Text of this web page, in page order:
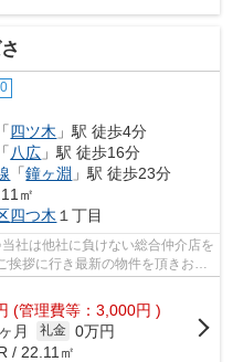
「四ツ木 」駅 徒歩4分
「八広 」駅 徒歩16分
「鐘ヶ淵 」駅 徒歩23分
㎡
四つ木 １丁目
社は他社に負けない総合仲介店を
挨拶に行き最新の物件を頂きお客
(管理費等：3,000円 )
月 礼金 0万円
/ 22.11㎡